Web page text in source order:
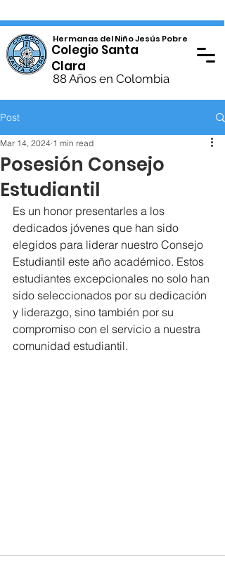
Hermanas del Niño Jesús Pobre
Colegio Santa
Clara
88 Años en Colombia
Post
Posesión Consejo
Estudiantil
Mar 14, 2024 1 min read
Es un honor presentarles a los
dedicados jóvenes que han sido
elegidos para liderar nuestro Consejo
Estudiantil este año académico. Estos
estudiantes excepcionales no solo han
sido seleccionados por su dedicación
y liderazgo, sino también por su
compromiso con el servicio a nuestra
comunidad estudiantil.